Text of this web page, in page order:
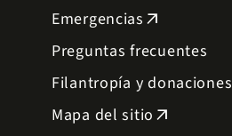
Emergencias arrow_outward
Preguntas frecuentes
Filantropía y donaciones
Mapa del sitio arrow_outward